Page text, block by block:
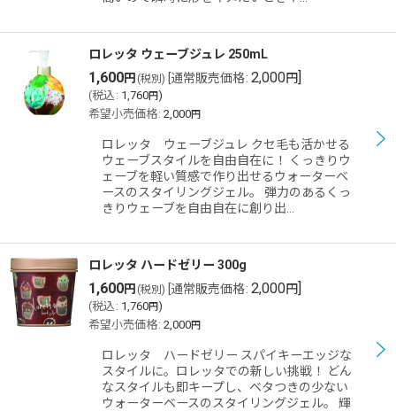
ロレッタ ウェーブジュレ 250mL
1,600円 (税別) 通常販売価格: 2,000円]
(税込 : 1,760円)
希望小売価格: 2,000円
ロレッタ ウェーブジュレ クセ毛も活かせる
ウェーブスタイルを自由自在に！ くっきりウ
ェーブを軽い質感で作り出せるウォーターベ
ースのスタイリングジェル。 弾力のあるくっ
きりウェーブを自由自在に創り出…
ロレッタ ハードゼリー 300g
1,600円 (税別) 通常販売価格: 2,000円]
(税込 : 1,760円)
希望小売価格: 2,000円
ロレッタ ハードゼリー スパイキーエッジな
スタイルに。ロレッタでの新しい挑戦！ どん
なスタイルも即キープし、ベタつきの少ない
ウォーターベースのスタイリングジェル。 輝